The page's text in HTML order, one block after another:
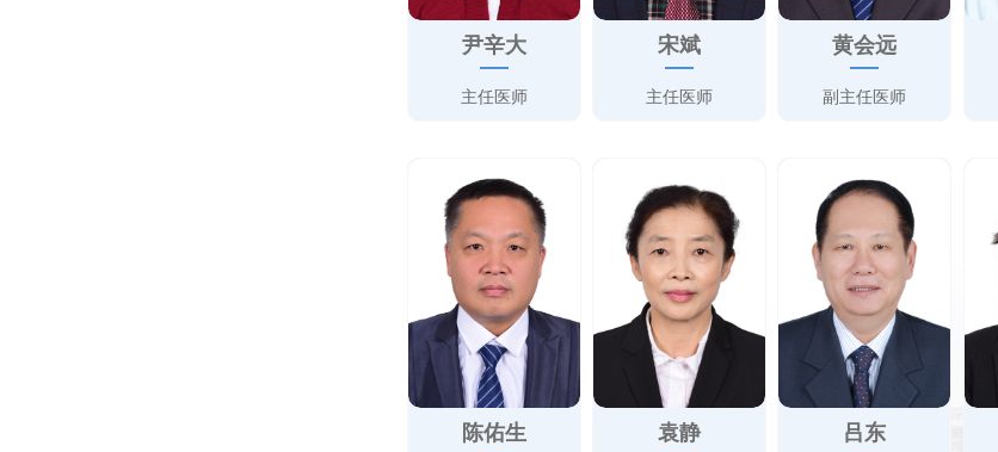
尹辛大
主任医师
宋斌
主任医师
黄会远
副主任医师
陈佑生 袁静 吕东